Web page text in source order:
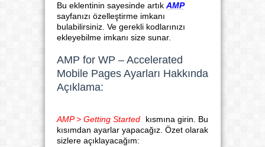
Bu eklentinin sayesinde artık AMP
sayfanızı özelleştirme imkanı
bulabilirsiniz. Ve gerekli kodlarınızı
ekleyebilme imkanı size sunar.
AMP for WP – Accelerated
Mobile Pages Ayarları Hakkında
Açıklama:
AMP > Getting Started
kısmına girin. Bu
kısımdan ayarlar yapacağız. Özet olarak
sizlere açıklayacağım: